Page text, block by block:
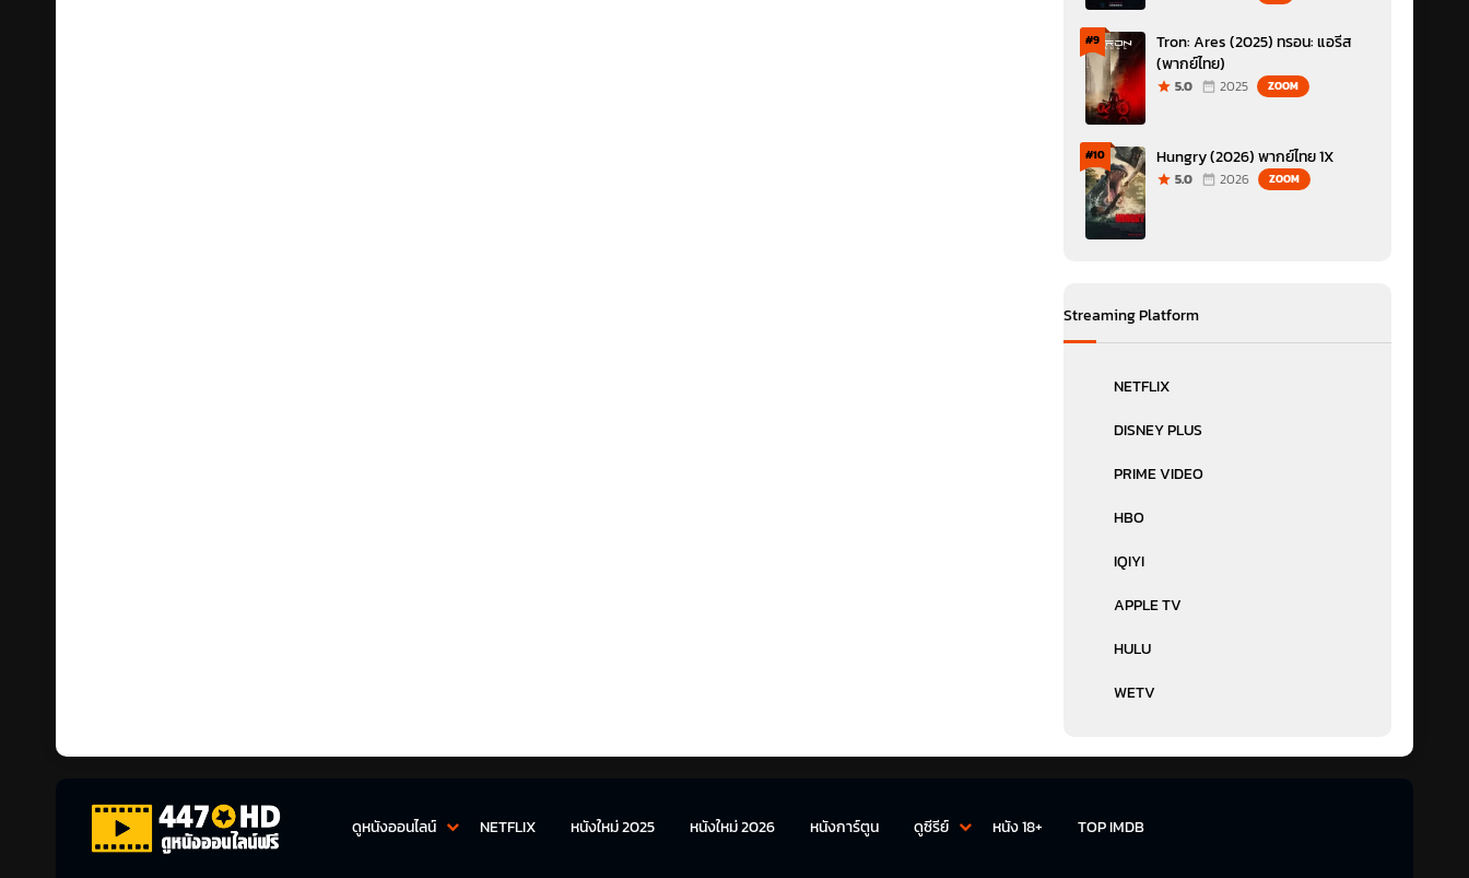
#9
Tron: Ares (2025) ทรอน: แอรีส
(พากย์ไทย)
5.0 2025 ZOOM
#10 Hungry (2026) พากย์ไทย 1X
5.0 2026 ZOOM
Streaming Platform
NETFLIX
DISNEY PLUS
PRIME VIDEO
HBO
IQIYI
APPLE TV
HULU
WETV
ดูหนังออนไลน์ NETFLIX หนังใหม่ 2025 หนังใหม่ 2026 หนังการ์ตูน ดูซีรีย์ หนัง 18+ TOP IMDB